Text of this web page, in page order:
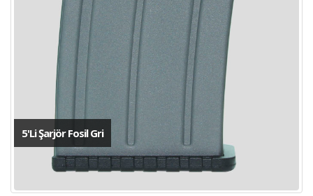
5'Li Şarjör Fosil Gri